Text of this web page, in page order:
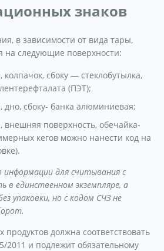
знаков
в зависимости от вида тары,
на следующие поверхности:
сбоку — стеклобутылка,
(ПЭТ);
сбоку- банка алюминиевая;
поверхность, обечайка-
кегов можно нанести код на
для считывания с
в единственном экземпляре, а
упаковки, но с кодом СЧЗ не
должна соответствовать
2011 и подлежит обязательному